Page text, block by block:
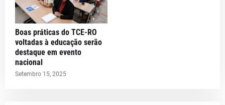
Boas práticas do TCE-RO
voltadas à educação serão
destaque em evento
nacional
Setembro 15, 2025